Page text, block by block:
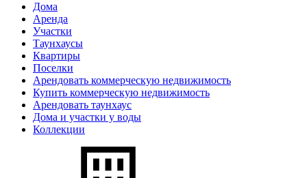
Дома
Аренда
Участки
Таунхаусы
Квартиры
Поселки
Арендовать коммерческую недвижимость
Купить коммерческую недвижимость
Арендовать таунхаус
Дома и участки у воды
Коллекции